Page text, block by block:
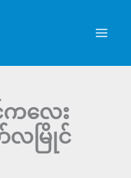
ကလေး
ာ်လမြိုင်